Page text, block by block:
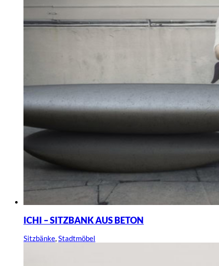
ICHI – SITZBANK AUS BETON
Sitzbänke,Stadtmöbel